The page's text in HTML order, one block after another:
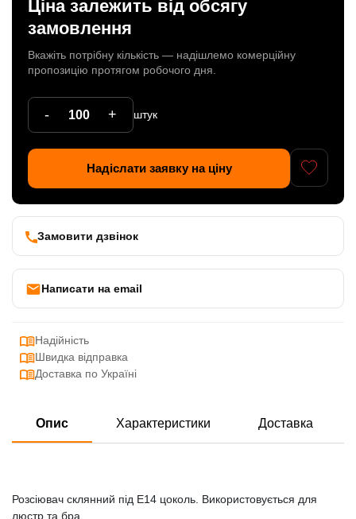
Ціна залежить від обсягу
замовлення
Вкажіть потрібну кількість — надішлемо комерційну
пропозицію протягом робочого дня.
- + штук
Надіслати заявку на ціну
Замовити дзвінок
Написати на email
Надійність
Швидка відправка
Доставка по Україні
Опис Характеристики Доставка
Розсіювач склянний під Е14 цоколь. Використовується для
люстр та бра.
Патрони
Кабельна продукція
Продукція з пластика
Керамічні вироби
Металеві вироби